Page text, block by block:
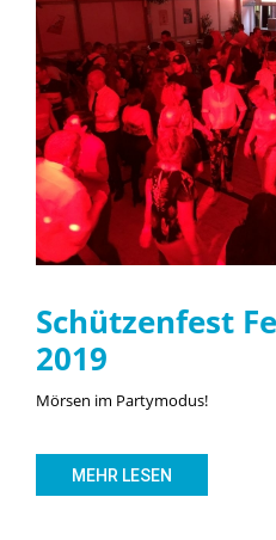
Schützenfest
2019
Mörsen im Partymodus!
MEHR LESEN